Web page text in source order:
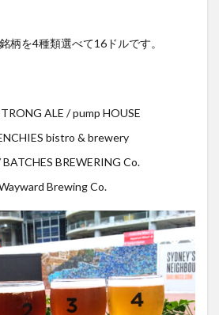
柄を4種類選べて16ドルです。
ALE / pump HOUSE
bistro & brewery
BREWERING Co.
Brewing Co.